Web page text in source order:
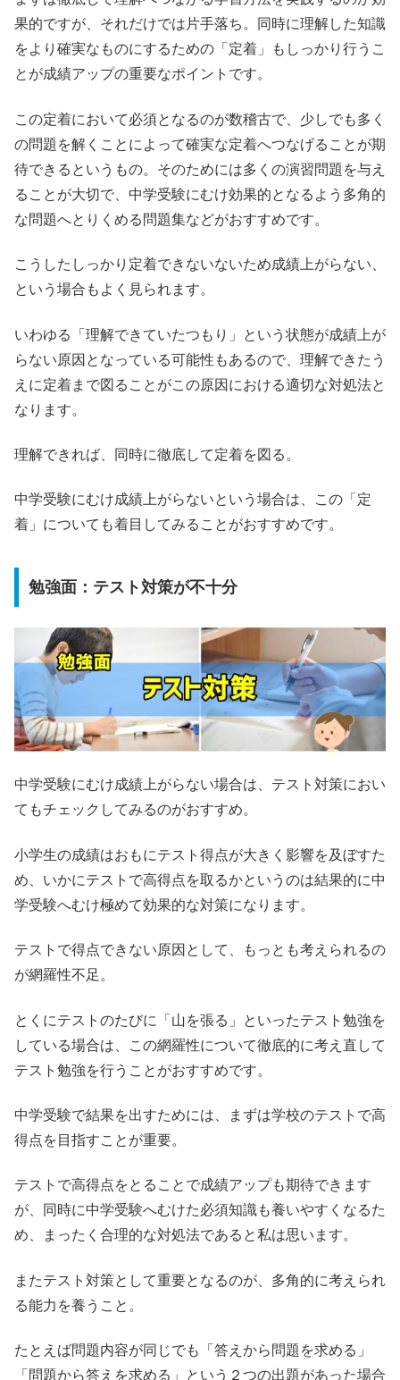
果的ですが、それだけでは片手落ち。同時に理解した知識
をより確実なものにするための「定着」もしっかり行うこ
とが成績アップの重要なポイントです。
この定着において必須となるのが数稽古で、少しでも多く
の問題を解くことによって確実な定着へつなげることが期
待できるというもの。そのためには多くの演習問題を与え
ることが大切で、中学受験にむけ効果的となるよう多角的
な問題へとりくめる問題集などがおすすめです。
こうしたしっかり定着できないないため成績上がらない、
という場合もよく見られます。
いわゆる「理解できていたつもり」という状態が成績上が
らない原因となっている可能性もあるので、理解できたう
えに定着まで図ることがこの原因における適切な対処法と
なります。
理解できれば、同時に徹底して定着を図る。
中学受験にむけ成績上がらないという場合は、この「定
着」についても着目してみることがおすすめです。
勉強面：テスト対策が不十分
中学受験にむけ成績上がらない場合は、テスト対策におい
てもチェックしてみるのがおすすめ。
小学生の成績はおもにテスト得点が大きく影響を及ぼすた
め、いかにテストで高得点を取るかというのは結果的に中
学受験へむけ極めて効果的な対策になります。
テストで得点できない原因として、もっとも考えられるの
が網羅性不足。
とくにテストのたびに「山を張る」といったテスト勉強を
している場合は、この網羅性について徹底的に考え直して
テスト勉強を行うことがおすすめです。
中学受験で結果を出すためには、まずは学校のテストで高
得点を目指すことが重要。
テストで高得点をとることで成績アップも期待できます
が、同時に中学受験へむけた必須知識も養いやすくなるた
め、まったく合理的な対処法であると私は思います。
またテスト対策として重要となるのが、多角的に考えられ
る能力を養うこと。
たとえば問題内容が同じでも「答えから問題を求める」
「問題から答えを求める」という２つの出題があった場合